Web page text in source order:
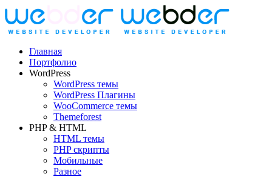
Главная
Портфолио
WordPress
WordPress темы
WordPress Плагины
WooCommerce темы
Themeforest
PHP & HTML
HTML темы
PHP скрипты
Мобильные
Разное